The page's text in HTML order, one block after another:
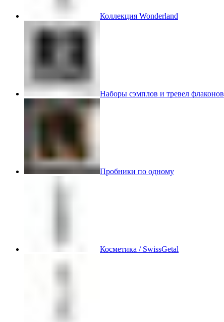
Коллекция Wonderland
Наборы сэмплов и тревел флаконов
Пробники по одному
Косметика / SwissGetal